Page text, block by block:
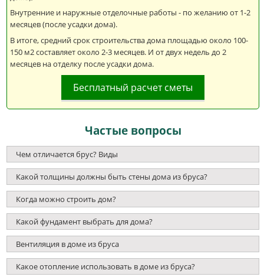
Внутренние и наружные отделочные работы - по желанию от 1-2
месяцев (после усадки дома).
В итоге, средний срок строительства дома площадью около 100-
150 м2 составляет около 2-3 месяцев. И от двух недель до 2
месяцев на отделку после усадки дома.
Бесплатный расчет сметы
Частые вопросы
Чем отличается брус? Виды
Какой толщины должны быть стены дома из бруса?
Когда можно строить дом?
Какой фундамент выбрать для дома?
Вентиляция в доме из бруса
Какое отопление использовать в доме из бруса?